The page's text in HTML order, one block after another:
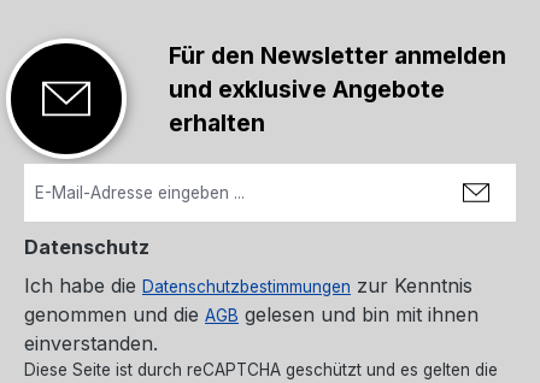
Für den Newsletter anmelden
und exklusive Angebote
erhalten
Datenschutz
Ich habe die Datenschutzbestimmungen zur Kenntnis
genommen und die AGB gelesen und bin mit ihnen
einverstanden.
Diese Seite ist durch reCAPTCHA geschützt und es gelten die